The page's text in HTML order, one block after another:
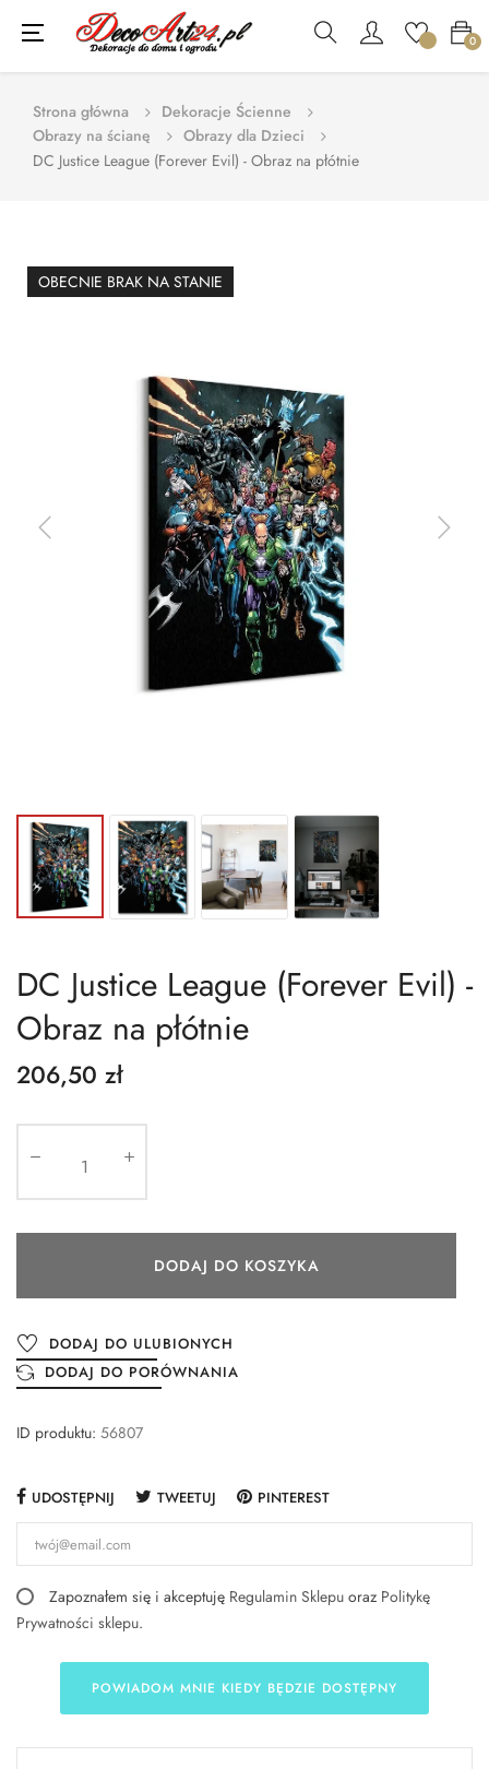
0
Toggle
navigation
☰
Strona główna
Dekoracje Ścienne
Obrazy na ścianę
Obrazy dla Dzieci
DC Justice League (Forever Evil) - Obraz na płótnie
OBECNIE BRAK NA STANIE
DC Justice League (Forever Evil) -
Obraz na płótnie
206,50 zł
DODAJ DO KOSZYKA
DODAJ DO ULUBIONYCH
DODAJ DO PORÓWNANIA
ID produktu: 56807
UDOSTĘPNIJ TWEETUJ PINTEREST
Zapoznałem się i akceptuję Regulamin Sklepu oraz Politykę
Prywatności sklepu.
POWIADOM MNIE KIEDY BĘDZIE DOSTĘPNY